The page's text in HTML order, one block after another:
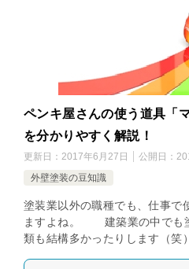
ペンキ屋さんの使う道具「
を分かりやすく解説！
更新日： 2017年6月27日 公開日：
外壁塗装の豆知識
塗装業以外の職種でも、仕事で
ますよね。 建築業の中でも
類も結構多かったりします